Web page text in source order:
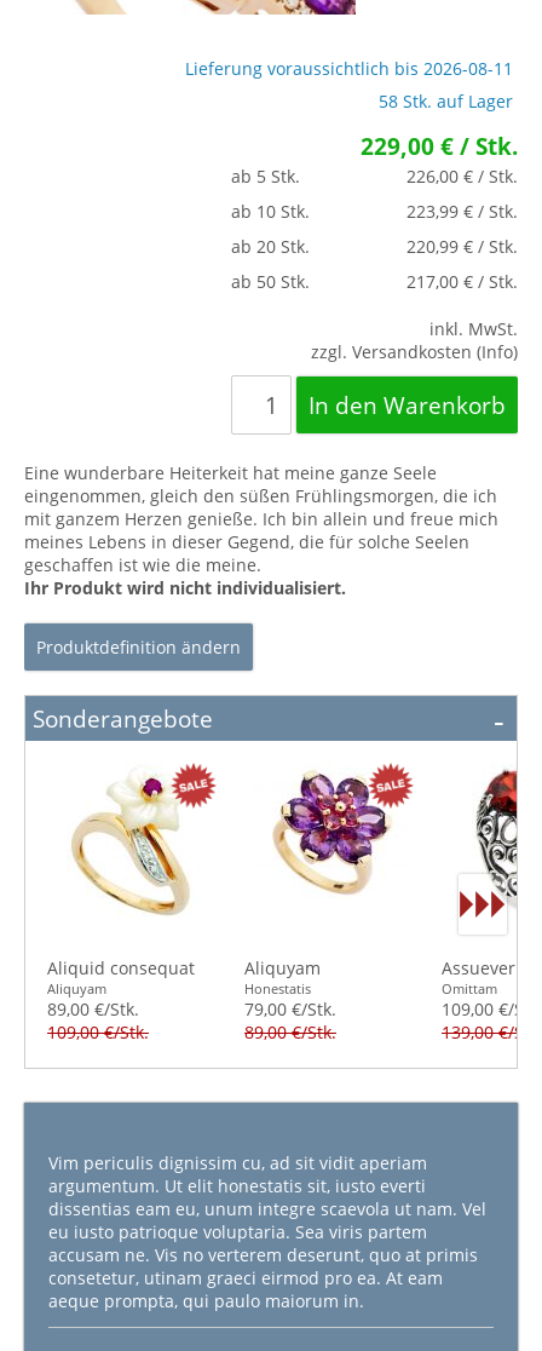
Lieferung voraussichtlich bis 2026-08-11
58 Stk. auf Lager
229,00 € / Stk.
ab 5 Stk.
226,00 € / Stk.
ab 10 Stk.
223,99 € / Stk.
ab 20 Stk.
220,99 € / Stk.
ab 50 Stk.
217,00 € / Stk.
inkl. MwSt.
zzgl. Versandkosten (Info)
Eine wunderbare Heiterkeit hat meine ganze Seele
eingenommen, gleich den süßen Frühlingsmorgen, die ich
mit ganzem Herzen genieße. Ich bin allein und freue mich
meines Lebens in dieser Gegend, die für solche Seelen
geschaffen ist wie die meine.
Ihr Produkt wird nicht individualisiert.
Produktdefinition ändern
Sonderangebote
Aliquid consequat
Aliquyam
89,00 €/Stk.
109,00 €/Stk.
Aliquyam
Honestatis
79,00 €/Stk.
89,00 €/Stk.
Assueverit
Omittam
109,00 €/Stk.
139,00 €/Stk.
Vim periculis dignissim cu, ad sit vidit aperiam
argumentum. Ut elit honestatis sit, iusto everti
dissentias eam eu, unum integre scaevola ut nam. Vel
eu iusto patrioque voluptaria. Sea viris partem
accusam ne. Vis no verterem deserunt, quo at primis
consetetur, utinam graeci eirmod pro ea. At eam
aeque prompta, qui paulo maiorum in.